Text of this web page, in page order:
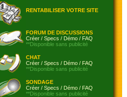
RENTABILISER VOTRE SITE
FORUM DE DISCUSSIONS
Créer / Specs / Démo / FAQ
**Disponible sans publicité
CHAT
Créer / Specs / Démo / FAQ
**Disponible sans publicité
SONDAGE
Créer / Specs / Démo / FAQ
**Disponible sans publicité